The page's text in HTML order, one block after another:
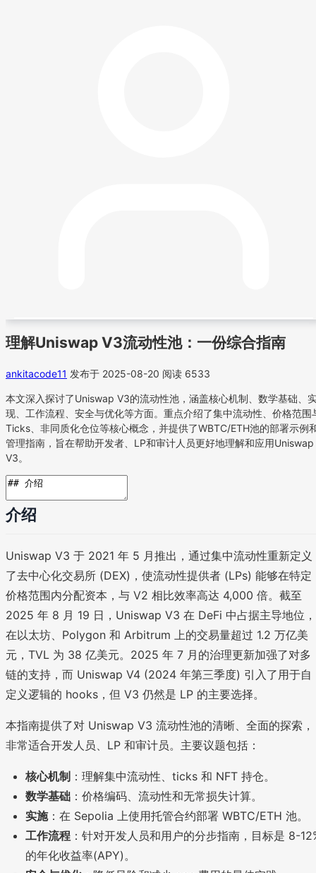
理解Uniswap V3流动性池：一份综合指南
ankitacode11 发布于 2025-08-20 阅读 6533
本文深入探讨了Uniswap V3的流动性池，涵盖核心机制、数学基础、
现、工作流程、安全与优化等方面。重点介绍了集中流动性、价格范围
Ticks、非同质化仓位等核心概念，并提供了WBTC/ETH池的部署示例
管理指南，旨在帮助开发者、LP和审计人员更好地理解和应用Uniswap
V3。
介绍
Uniswap V3 于 2021 年 5 月推出，通过集中流动性重新定义
了去中心化交易所 (DEX)，使流动性提供者 (LPs) 能够在特定
价格范围内分配资本，与 V2 相比效率高达 4,000 倍。截至
2025 年 8 月 19 日，Uniswap V3 在 DeFi 中占据主导地位，
在以太坊、Polygon 和 Arbitrum 上的交易量超过 1.2 万亿美
元，TVL 为 38 亿美元。2025 年 7 月的治理更新加强了对多
链的支持，而 Uniswap V4 (2024 年第三季度) 引入了用于自
定义逻辑的 hooks，但 V3 仍然是 LP 的主要选择。
本指南提供了对 Uniswap V3 流动性池的清晰、全面的探索，
非常适合开发人员、LP 和审计员。主要议题包括：
核心机制 ：理解集中流动性、ticks 和 NFT 持仓。
数学基础 ：价格编码、流动性和无常损失计算。
实施：在 Sepolia 上使用托管合约部署 WBTC/ETH 池。
工作流程 ：针对开发人员和用户的分步指南，目标是 8-
的年化收益率(APY)。